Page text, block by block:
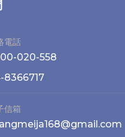
電話
020-558
8366717
信箱